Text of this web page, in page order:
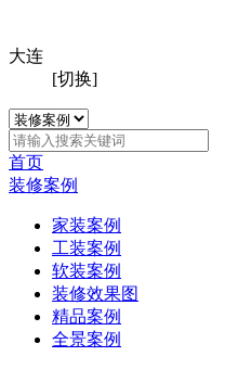
大连
[切换]
首页
装修案例
家装案例
工装案例
软装案例
装修效果图
精品案例
全景案例